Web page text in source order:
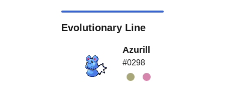
Evolutionary Line
Azurill
#0298